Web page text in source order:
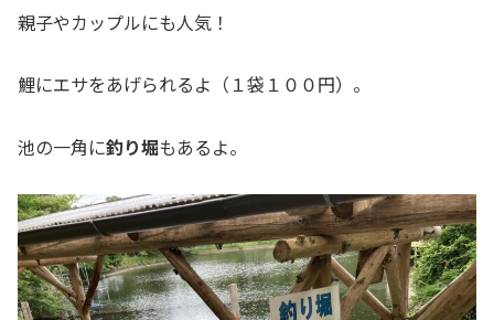
親子やカップルにも人気！
鯉にエサをあげられるよ（１袋１００円）。
池の一角に釣り堀もあるよ。